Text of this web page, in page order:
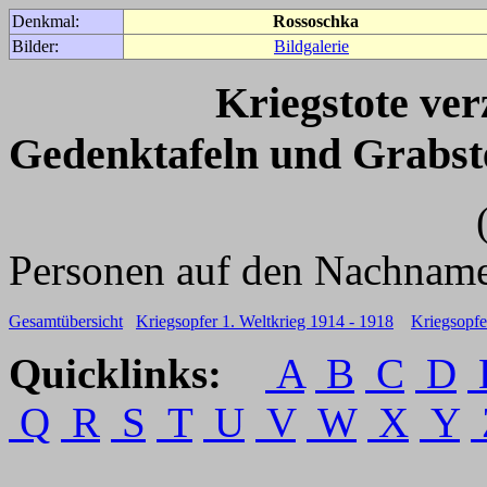
Denkmal:
Rossoschka
Bilder:
Bildgalerie
Kriegstote
Gedenktafeln und
(Für weitere
Personen auf den
Gesamtübersicht Kriegsopfer 1. Weltkrieg 1914 - 1918
Quicklinks: A B C D
Q R S T U V W X Y